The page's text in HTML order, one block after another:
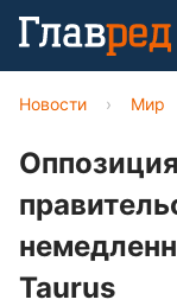
Новости › Мир
Taurus